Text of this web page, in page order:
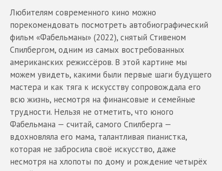
Любителям современного кино можно
порекомендовать посмотреть автобиографический
фильм «Фабельманы» (2022), снятый Стивеном
Спилбергом, одним из самых востребованных
американских режиссёров. В этой картине мы
можем увидеть, какими были первые шаги будущего
мастера и как тяга к искусству сопровождала его
всю жизнь, несмотря на финансовые и семейные
трудности. Нельзя не отметить, что юного
Фабельмана — считай, самого Спилберга —
вдохновляла его мама, талантливая пианистка,
которая не забросила своё искусство, даже
несмотря на хлопоты по дому и рождение четырёх